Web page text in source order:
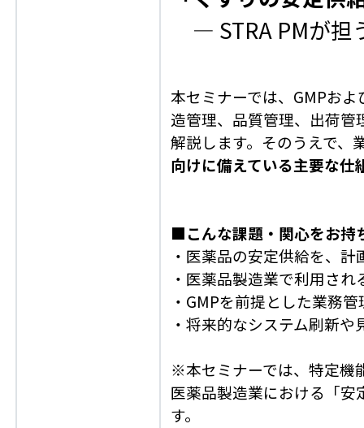
― STRA PMが担
本セミナーでは、GMPお
造管理、品質管理、出荷
解説します。そのうえで、
向けに備えている主要な仕
■こんな課題・関心をお持
・医薬品の安定供給を、
・医薬品製造業で利用さ
・GMPを前提とした業務
・将来的なシステム刷新
※本セミナーでは、特定機
医薬品製造業における「安
す。